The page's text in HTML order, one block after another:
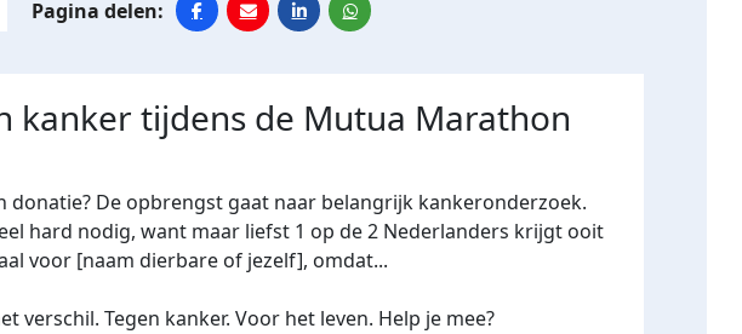
kanker tijdens de Mutua Marathon
donatie? De opbrengst gaat naar belangrijk kankeronderzoek.
hard nodig, want maar liefst 1 op de 2 Nederlanders krijgt ooit
voor [naam dierbare of jezelf], omdat...
verschil. Tegen kanker. Voor het leven. Help je mee?